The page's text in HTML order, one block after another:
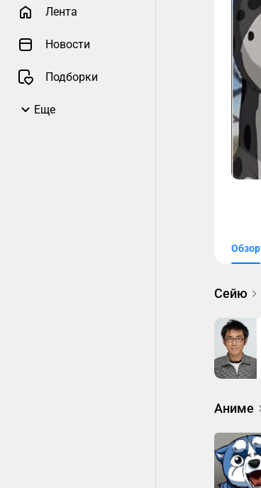
Лента
Новости
Подборки
Еще
Обзор
Сейю
Аниме